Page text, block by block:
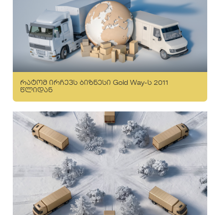
რატომ ირჩევს ბიზნესი Gold Way-ს 2011
წლიდან